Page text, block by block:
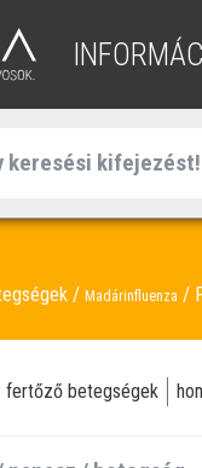
Madárinfluenza
fertőző betegségek